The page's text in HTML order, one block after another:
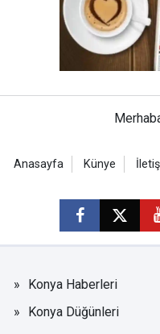
Anasayfa Künye
Konya Haberleri
Konya Düğünleri